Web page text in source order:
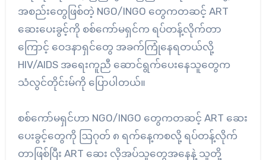
အစည်းတွေဖြစ်တဲ့ NGO/INGO တွေကတဆင့် ART
ဆေးပေးခွင့်ကို စစ်ကော်မရှင်က ရပ်တန့်လိုက်တာ
ကြောင့် ဝေဒနာရှင်တွေ အခက်ကြုံနေရတယ်လို့
HIV/AIDS အရေးကူညီ ဆောင်ရွက်ပေးနေသူတွေက
သံလွင်တိုင်းမ်ကို ပြောပါတယ်။
စစ်ကော်မရှင်ဟာ NGO/INGO တွေကတဆင့် ART ဆေး
ပေးခွင့်တွေကို ဩဂုတ် ၈ ရက်နေ့ကစလို့ ရပ်တန့်လိုက်
တာဖြစ်ပြီး ART ဆေး လိုအပ်သူတွေအနေနဲ့ သူတို့